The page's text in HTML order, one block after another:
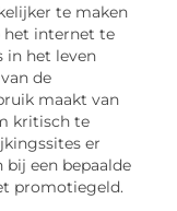
te maken
het internet te
in het leven
de
maakt van
kritisch te
er
bij een bepaalde
promotiegeld.